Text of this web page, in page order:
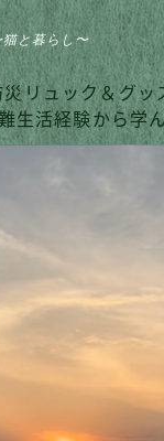
と暮らし〜
リュック＆グッ
生活経験から学